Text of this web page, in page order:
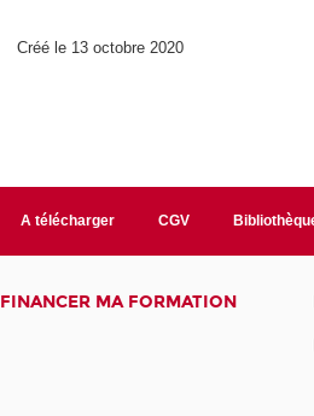
Créé le 13 octobre 2020
A télécharger CGV
FINANCER MA FORMATION